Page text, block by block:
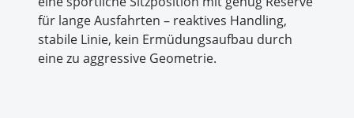
für lange Ausfahrten – reaktives Handling,
stabile Linie, kein Ermüdungsaufbau durch
eine zu aggressive Geometrie.